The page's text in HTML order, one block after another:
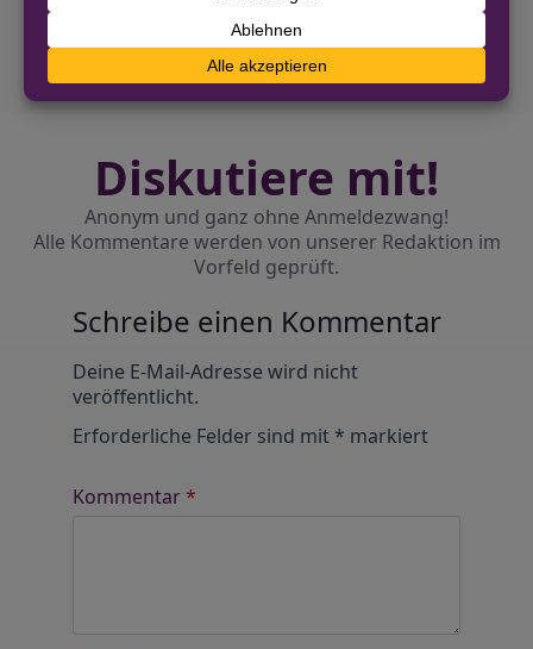
mit Schusswaffe
Diskutiere mit!
Anonym und ganz ohne Anmeldezwang!
Alle Kommentare werden von unserer Redaktion im
Vorfeld geprüft.
Schreibe einen Kommentar
Deine E-Mail-Adresse wird nicht
veröffentlicht.
Erforderliche Felder sind mit* markiert
Kommentar*